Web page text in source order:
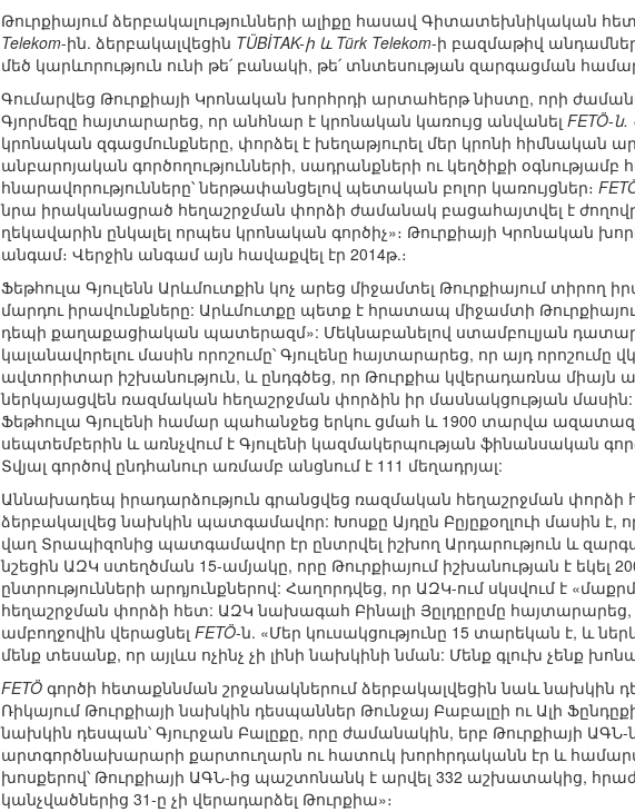
Թուրքիայում ձերբակալությունների ալիքը հասավ Գիտատեխնիկական
Telekom-ին. ձերբակալվեցին TÜBİTAK-ի և Türk Telekom-ի բազմաթիվ
մեծ կարևորություն ունի թե՛ բանակի, թե՛ տնտեսության զարգացման
Գումարվեց Թուրքիայի Կրոնական խորհրդի արտահերթ նիստը, որի
Գյորմեզը հայտարարեց, որ անհնար է կրոնական կառույց անվանել FETÖ-ն.
կրոնական զգացմունքները, փորձել է խեղաթյուրել մեր կրոնի
անբարոյական գործողությունների, սադրանքների ու կեղծիքի օգնությամբ
հնարավորությունները՝ ներթափանցելով պետական բոլոր կառույցներ։
նրա իրականացրած հեղաշրջման փորձի ժամանակ բացահայտվել է
ղեկավարին ընկալել որպես կրոնական գործիչ»։ Թուրքիայի Կրոնական
անգամ։ Վերջին անգամ այն հավաքվել էր 2014թ.։
Ֆեթհուլա Գյուլենն Արևմուտքին կոչ արեց միջամտել Թուրքիայում
մարդու իրավունքները: Արևմուտքը պետք է հրատապ միջամտի
դեպի քաղաքացիական պատերազմ»: Մեկնաբանելով ստամբուլյան
կալանավորելու մասին որոշումը՝ Գյուլենը հայտարարեց, որ այդ
ավտորիտար իշխանություն, և ընդգծեց, որ Թուրքիա կվերադառնա միայն
ներկայացվեն ռազմական հեղաշրջման փորձին իր մասնակցության
Ֆեթհուլա Գյուլենի համար պահանջեց երկու ցմահ և 1900 տարվա
սեպտեմբերին և առնչվում է Գյուլենի կազմակերպության ֆինանսական
Տվյալ գործով ընդհանուր առմամբ անցնում է 111 մեղադրյալ:
Աննախադեպ իրադարձություն գրանցվեց ռազմական հեղաշրջման փորձի
ձերբակալվեց նախկին պատգամավոր: Խոսքը Այդըն Բըյըքօղլուի մասին է,
վաղ Տրապիզոնից պատգամավոր էր ընտրվել իշխող Արդարություն և
նշեցին ԱԶԿ ստեղծման 15-ամյակը, որը Թուրքիայում իշխանության է եկել
ընտրությունների արդյունքներով: Հաղորդվեց, որ ԱԶԿ-ում սկսվում է
հեղաշրջման փորձի հետ: ԱԶԿ նախագահ Բինալի Յըլդըրըմը հայտարարեց,
ամբողջովին վերացնել FETÖ-ն. «Մեր կուսակցությունը 15 տարեկան է, և
մենք տեսանք, որ այլևս ոչինչ չի լինի նախկինի նման: Մենք գլուխ չենք
FETÖ գործի հետաքննման շրջանակներում ձերբակալվեցին նաև նախկին
Ռիկայում Թուրքիայի նախկին դեսպաններ Թունջայ Բաբալըի ու Ալի
նախկին դեսպան՝ Գյուրջան Բալըքը, որը ժամանակին, երբ Թուրքիայի ԱԳՆ-
արտգործնախարարի քարտուղարն ու հատուկ խորհրդականն էր և համարվել
խոսքերով՝ Թուրքիայի ԱԳՆ-ից պաշտոնանկ է արվել 332 աշխատակից,
կանչվածներից 31-ը չի վերադարձել Թուրքիա»։